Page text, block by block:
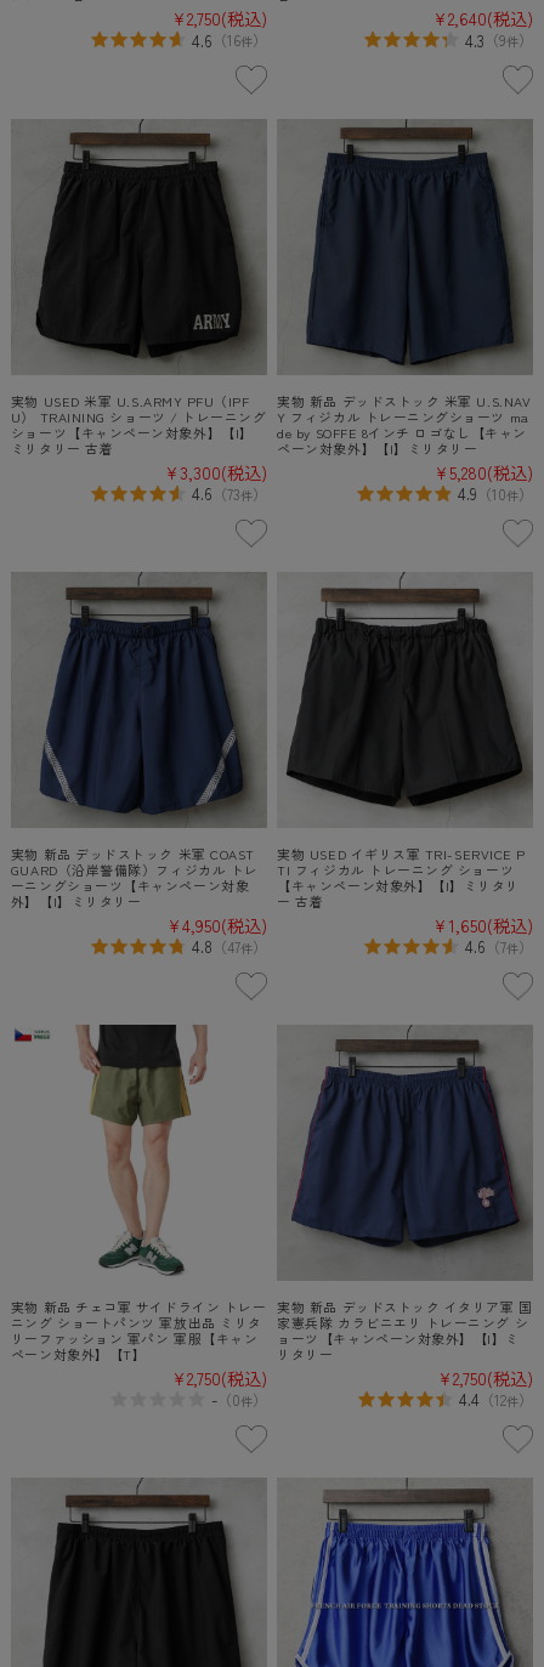
¥2,750(税込)
4.6 （16件）
¥2,640(税込)
4.3 （9件）
実物 USED 米軍 U.S.ARMY PFU（IPF
U） TRAINING ショーツ / トレーニング
ショーツ【キャンペーン対象外】【I】
ミリタリー 古着
¥3,300(税込)
4.6 （73件）
実物 新品 デッドストック 米軍 U.S.NAV
Y フィジカル トレーニングショーツ ma
de by SOFFE 8インチ ロゴなし【キャン
ペーン対象外】【I】ミリタリー
¥5,280(税込)
4.9 （10件）
実物 新品 デッドストック 米軍 COAST
GUARD（沿岸警備隊）フィジカル トレ
ーニングショーツ【キャンペーン対象
外】【I】ミリタリー
¥4,950(税込)
4.8 （47件）
実物 USED イギリス軍 TRI-SERVICE P
TI フィジカル トレーニング ショーツ
【キャンペーン対象外】【I】ミリタリ
ー 古着
¥1,650(税込)
4.6 （7件）
実物 新品 チェコ軍 サイドライン トレー
ニング ショートパンツ 軍放出品 ミリタ
リーファッション 軍パン 軍服【キャン
ペーン対象外】【T】
¥2,750(税込)
-（0件）
実物 新品 デッドストック イタリア軍 国
家憲兵隊 カラビニエリ トレーニング シ
ョーツ【キャンペーン対象外】【I】ミ
リタリー
¥2,750(税込)
4.4 （12件）